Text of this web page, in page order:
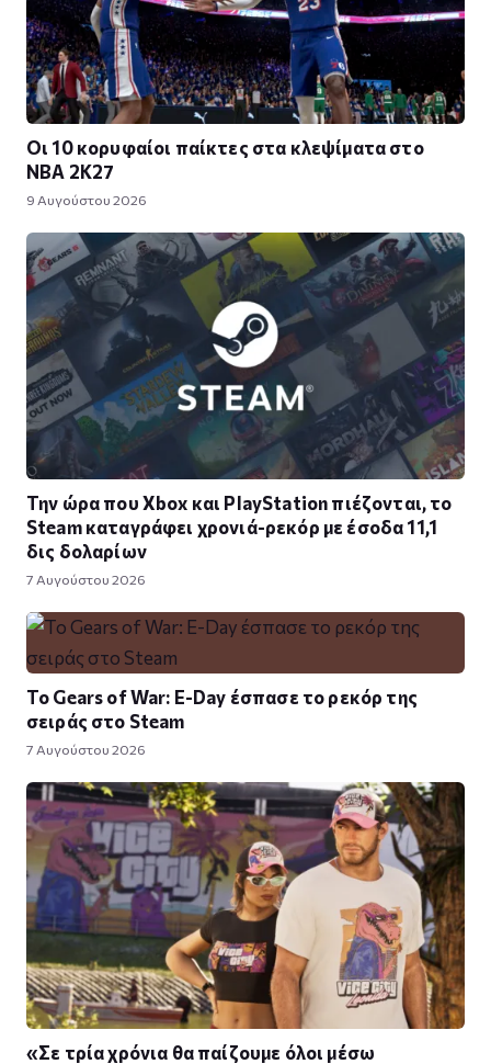
Οι 10 κορυφαίοι παίκτες στα κλεψίματα στο
NBA 2K27
9 Αυγούστου 2026
Την ώρα που Xbox και PlayStation πιέζονται, το
Steam καταγράφει χρονιά-ρεκόρ με έσοδα 11,1
δις δολαρίων
7 Αυγούστου 2026
Το Gears of War: E-Day έσπασε το ρεκόρ της
σειράς στο Steam
7 Αυγούστου 2026
«Σε τρία χρόνια θα παίζουμε όλοι μέσω